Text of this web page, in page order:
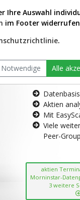
Die
Aktien
Mit
Viele
Peer-
aktien
Morninstar-
3 weitere
Ihre Auswahl
im Footer
.
Alle